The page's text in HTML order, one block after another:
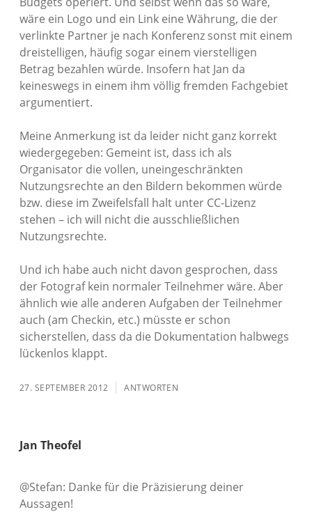
wäre ein Logo und ein Link eine Währung, die der
verlinkte Partner je nach Konferenz sonst mit einem
dreistelligen, häufig sogar einem vierstelligen
Betrag bezahlen würde. Insofern hat Jan da
keineswegs in einem ihm völlig fremden Fachgebiet
argumentiert.
Meine Anmerkung ist da leider nicht ganz korrekt
wiedergegeben: Gemeint ist, dass ich als
Organisator die vollen, uneingeschränkten
Nutzungsrechte an den Bildern bekommen würde
bzw. diese im Zweifelsfall halt unter CC-Lizenz
stehen – ich will nicht die ausschließlichen
Nutzungsrechte.
Und ich habe auch nicht davon gesprochen, dass
der Fotograf kein normaler Teilnehmer wäre. Aber
ähnlich wie alle anderen Aufgaben der Teilnehmer
auch (am Checkin, etc.) müsste er schon
sicherstellen, dass da die Dokumentation halbwegs
lückenlos klappt.
27. SEPTEMBER 2012 ANTWORTEN
Jan Theofel
@Stefan: Danke für die Präzisierung deiner
Aussagen!